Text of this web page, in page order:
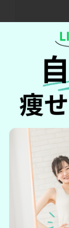
定期購入（税込）
通常購入（税込）
1日あたりの価格
公式サイト